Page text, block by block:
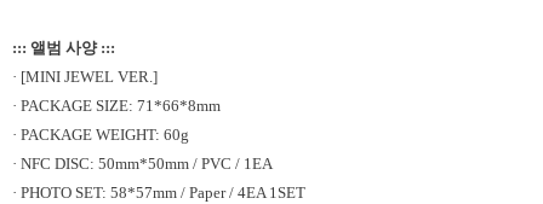
::: 앨범 사양 :::
· [MINI JEWEL VER.]
· PACKAGE SIZE: 71*66*8mm
· PACKAGE WEIGHT: 60g
· NFC DISC: 50mm*50mm / PVC / 1EA
· PHOTO SET: 58*57mm / Paper / 4EA 1SET